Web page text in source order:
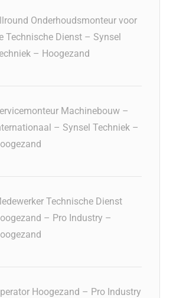
Onderhoudsmonteur voor
Technische Dienst – Synsel
– Hoogezand
Machinebouw –
– Synsel Techniek –
Technische Dienst
– Pro Industry –
Hoogezand – Pro Industry